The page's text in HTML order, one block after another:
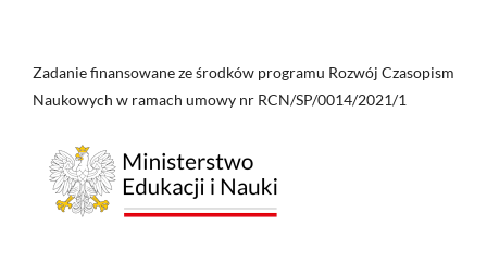
Zadanie finansowane ze środków programu Rozwój Czasopism
Naukowych w ramach umowy nr RCN/SP/0014/2021/1